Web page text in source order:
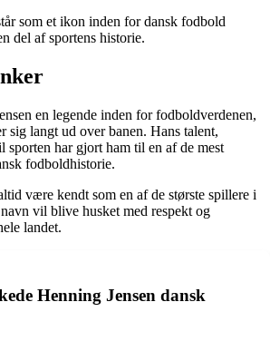
som et ikon inden for dansk fodbold
del af sportens historie.
en legende inden for fodboldverdenen,
langt ud over banen. Hans talent,
sporten har gjort ham til en af de mest
fodboldhistorie.
være kendt som en af de største spillere i
vil blive husket med respekt og
landet.
Henning Jensen dansk